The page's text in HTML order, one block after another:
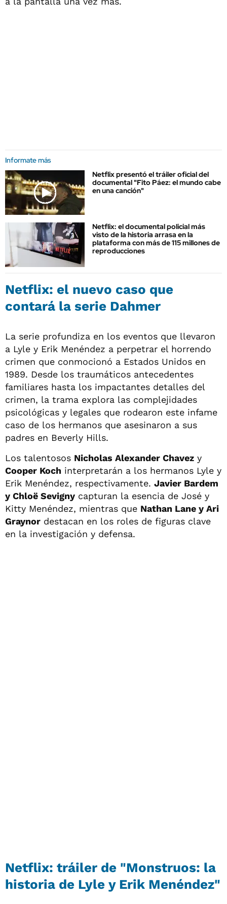
Informate más
Netflix presentó el tráiler oficial del
documental "Fito Páez: el mundo cabe
en una canción"
Netflix: el documental policial más
visto de la historia arrasa en la
plataforma con más de 115 millones de
reproducciones
Netflix: el nuevo caso que
contará la serie Dahmer
La serie profundiza en los eventos que llevaron
a Lyle y Erik Menéndez a perpetrar el horrendo
crimen que conmocionó a Estados Unidos en
1989. Desde los traumáticos antecedentes
familiares hasta los impactantes detalles del
crimen, la trama explora las complejidades
psicológicas y legales que rodearon este infame
caso de los hermanos que asesinaron a sus
padres en Beverly Hills.
Los talentosos Nicholas Alexander Chavez y
Cooper Koch interpretarán a los hermanos Lyle y
Erik Menéndez, respectivamente. Javier Bardem
y Chloë Sevigny capturan la esencia de José y
Kitty Menéndez, mientras que Nathan Lane y Ari
Graynor destacan en los roles de figuras clave
en la investigación y defensa.
Netflix: tráiler de "Monstruos: la
historia de Lyle y Erik Menéndez"